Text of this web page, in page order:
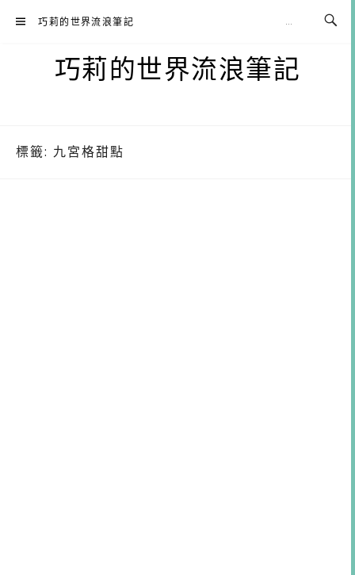
巧莉的世界流浪筆記
巧莉的世界流浪筆記
標籤: 九宮格甜點